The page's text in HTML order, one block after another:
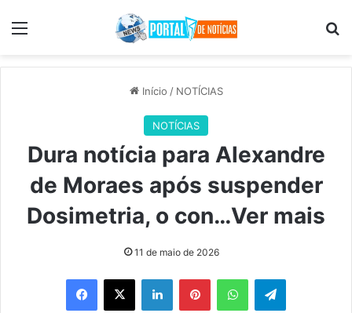
Menu
Início / NOTÍCIAS
NOTÍCIAS
Dura notícia para Alexandre
de Moraes após suspender
Dosimetria, o con…Ver mais
11 de maio de 2026
Facebook
X LinkedinPinterestWhatsAppTelegram